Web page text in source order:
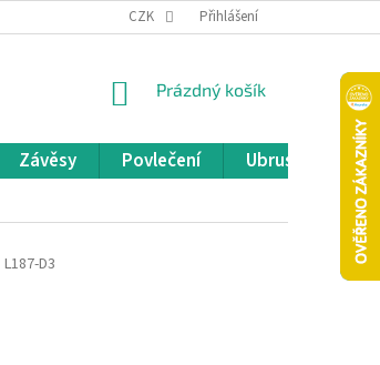
OBCHODNÍ PODMÍNKY
CZK Přihlášení
NÁKUPNÍ
Prázdný košík
Závěsy Povlečení Ubrusy
L187-D3